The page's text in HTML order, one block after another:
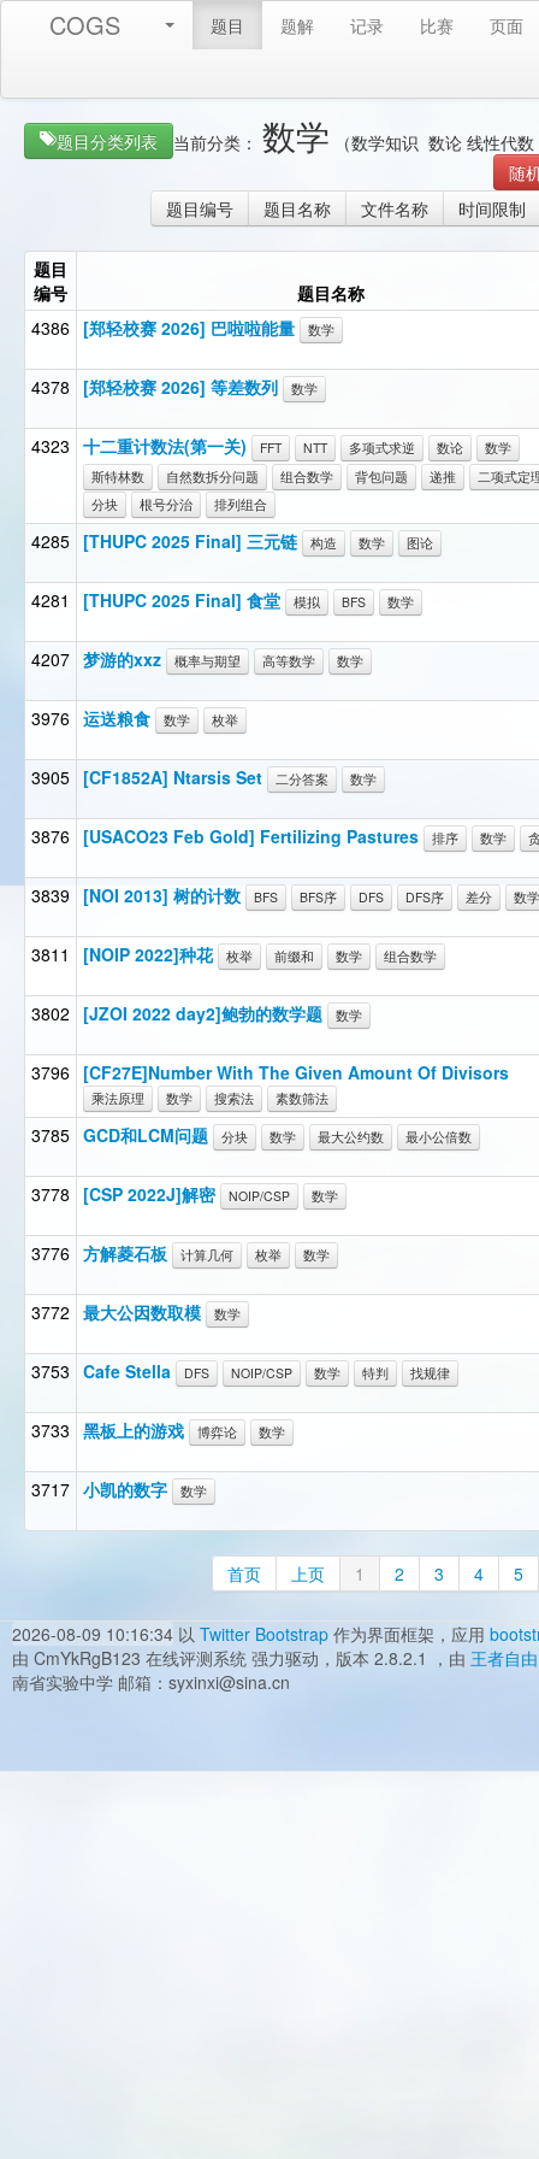
COGS 题目 题解 记录 比赛 页面
题目分类列表 当前分类： 数学 （数学知识 数论 线性代
随
题目编号
题目名称 文件名称 时间限制
题目
编号
题目名称
4386 [郑轻校赛 2026] 巴啦啦能量 数学
4378 [郑轻校赛 2026] 等差数列 数学
4323 十二重计数法(第一关) FFT NTT 多项式求逆 数论
数学
斯特林数
自然数拆分问题 组合数学 背包问题 递推
二项式定
分块
根号分治 排列组合
4285 [THUPC 2025 Final] 三元链 构造 数学 图论
4281 [THUPC 2025 Final] 食堂 模拟 BFS 数学
4207 梦游的xxz 概率与期望 高等数学 数学
3976 运送粮食 数学 枚举
3905 [CF1852A] Ntarsis Set 二分答案 数学
3876 [USACO23 Feb Gold] Fertilizing Pastures 排序 数学
3839 [NOI 2013] 树的计数 BFS BFS序 DFS DFS序 差分 数学
3811 [NOIP 2022]种花 枚举 前缀和 数学 组合数学
3802 [JZOI 2022 day2]鲍勃的数学题 数学
3796 [CF27E]Number With The Given Amount Of Divisors
乘法原理 数学 搜索法 素数筛法
3785 GCD和LCM问题 分块 数学 最大公约数 最小公倍数
3778 [CSP 2022J]解密 NOIP/CSP 数学
3776 方解菱石板 计算几何 枚举 数学
3772 最大公因数取模 数学
3753 Cafe Stella DFS NOIP/CSP 数学 特判 找规律
3733 黑板上的游戏 博弈论 数学
3717 小凯的数字 数学
首页 上页 1 2 3 4 5
2026-08-09 10:16:34 以 Twitter Bootstrap 作为界面框架，应用
由 CmYkRgB123 在线评测系统 强力驱动，版本 2.8.2.1 ，由 王者自由
南省实验中学 邮箱：syxinxi@sina.cn